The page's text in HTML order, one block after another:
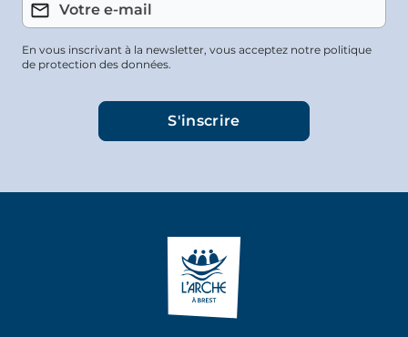
En vous inscrivant à la newsletter, vous acceptez notre politique
de protection des données.